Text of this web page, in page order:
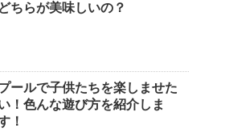
どちらが美味しいの？
ールで子供たちを楽しませた
！色んな遊び方を紹介しま
！